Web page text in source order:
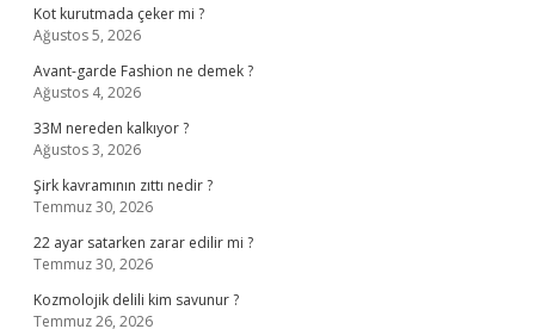
Kot kurutmada çeker mi ?
Ağustos 5, 2026
Avant-garde Fashion ne demek ?
Ağustos 4, 2026
33M nereden kalkıyor ?
Ağustos 3, 2026
Şirk kavramının zıttı nedir ?
Temmuz 30, 2026
22 ayar satarken zarar edilir mi ?
Temmuz 30, 2026
Kozmolojik delili kim savunur ?
Temmuz 26, 2026